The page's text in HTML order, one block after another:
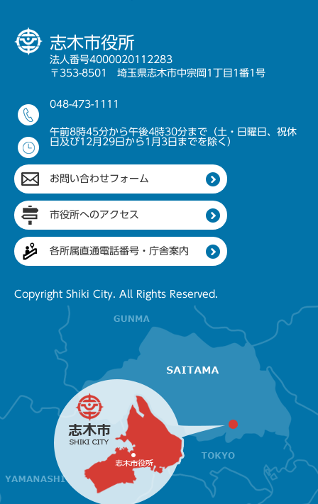
志木市役所
法人番号4000020112283
〒353-8501 埼玉県志木市中宗岡1丁目1番1号
048-473-1111
午前8時45分から午後4時30分まで（土・日曜日、祝休
日及び12月29日から1月3日までを除く）
お問い合わせフォーム
市役所へのアクセス
各所属直通電話番号・庁舎案内
Copyright Shiki City. All Rights Reserved.